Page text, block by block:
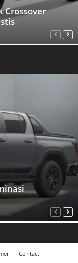
Crossover
Contact